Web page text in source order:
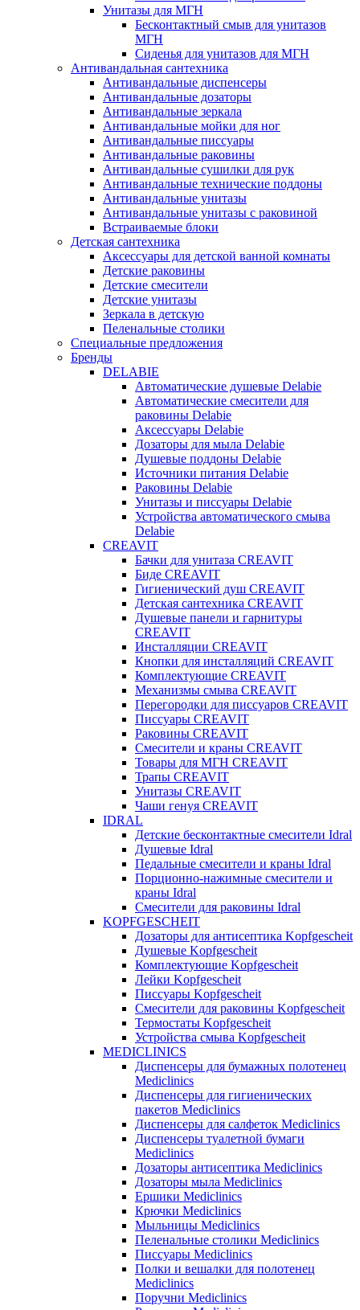
Унитазы для МГН
Бесконтактный смыв для унитазов
МГН
Сиденья для унитазов для МГН
Антивандальная сантехника
Антивандальные диспенсеры
Антивандальные дозаторы
Антивандальные зеркала
Антивандальные мойки для ног
Антивандальные писсуары
Антивандальные раковины
Антивандальные сушилки для рук
Антивандальные технические поддоны
Антивандальные унитазы
Антивандальные унитазы с раковиной
Встраиваемые блоки
Детская сантехника
Аксессуары для детской ванной комнаты
Детские раковины
Детские смесители
Детские унитазы
Зеркала в детскую
Пеленальные столики
Специальные предложения
Бренды
DELABIE
Автоматические душевые Delabie
Автоматические смесители для
раковины Delabie
Аксессуары Delabie
Дозаторы для мыла Delabie
Душевые поддоны Delabie
Источники питания Delabie
Раковины Delabie
Унитазы и писсуары Delabie
Устройства автоматического смыва
Delabie
CREAVIT
Бачки для унитаза CREAVIT
Биде CREAVIT
Гигиенический душ CREAVIT
Детская сантехника CREAVIT
Душевые панели и гарнитуры
CREAVIT
Инсталляции CREAVIT
Кнопки для инсталляций CREAVIT
Комплектующие CREAVIT
Механизмы смыва CREAVIT
Перегородки для писсуаров CREAVIT
Писсуары CREAVIT
Раковины CREAVIT
Смесители и краны CREAVIT
Товары для МГН CREAVIT
Трапы CREAVIT
Унитазы CREAVIT
Чаши генуя CREAVIT
IDRAL
Детские бесконтактные смесители Idral
Душевые Idral
Педальные смесители и краны Idral
Порционно-нажимные смесители и
краны Idral
Смеcители для раковины Idral
KOPFGESCHEIT
Дозаторы для антисептика Kopfgescheit
Душевые Kopfgescheit
Комплектующие Kopfgescheit
Лейки Kopfgescheit
Писсуары Kopfgescheit
Смесители для раковины Kopfgescheit
Термостаты Kopfgescheit
Устройства смыва Kopfgescheit
MEDICLINICS
Диспенсеры для бумажных полотенец
Mediclinics
Диспенсеры для гигиенических
пакетов Mediclinics
Диспенсеры для салфеток Mediclinics
Диспенсеры туалетной бумаги
Mediclinics
Дозаторы антисептика Mediclinics
Дозаторы мыла Mediclinics
Ершики Mediclinics
Крючки Mediclinics
Мыльницы Mediclinics
Пеленальные столики Mediclinics
Писсуары Mediclinics
Полки и вешалки для полотенец
Mediclinics
Поручни Mediclinics